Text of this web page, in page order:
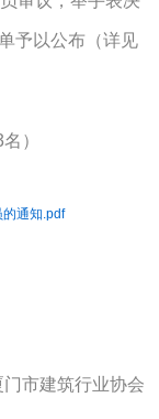
予以公布（详见
）
的通知.pdf
门市建筑行业协会